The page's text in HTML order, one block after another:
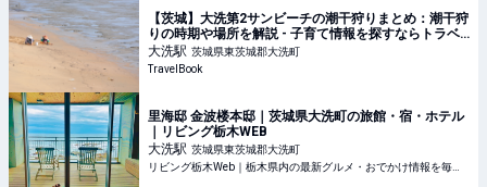
【茨城】大洗第2サンビーチの潮干狩りまとめ：潮干狩
りの時期や場所を解説 - 子育て情報を探すならトラベ
ルブックファミリー
大洗駅 茨城県東茨城郡大洗町
TravelBook
里海邸 金波楼本邸｜茨城県大洗町の旅館・宿・ホテル
｜リビング栃木WEB
大洗駅 茨城県東茨城郡大洗町